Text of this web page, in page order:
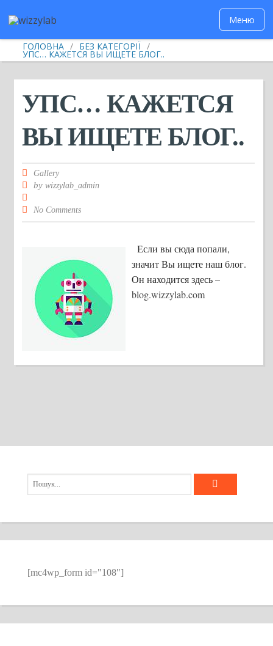
Меню
ГОЛОВНА / БЕЗ КАТЕГОРІЇ /
УПС… КАЖЕТСЯ ВЫ ИЩЕТЕ БЛОГ..
УПС… КАЖЕТСЯ
ВЫ ИЩЕТЕ БЛОГ..
Gallery
bywizzylab_admin
No Comments
Если вы сюда попали,
значит Вы ищете наш блог.
Он находится здесь –
blog.wizzylab.com
[mc4wp_form id="108"]